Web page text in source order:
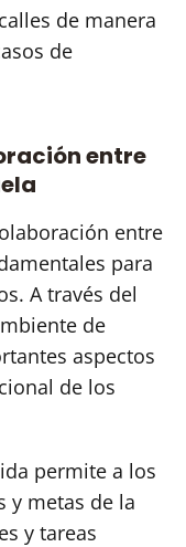
de manera
de
entre
entre
para
A través del
de
aspectos
de los
permite a los
y metas de la
y tareas